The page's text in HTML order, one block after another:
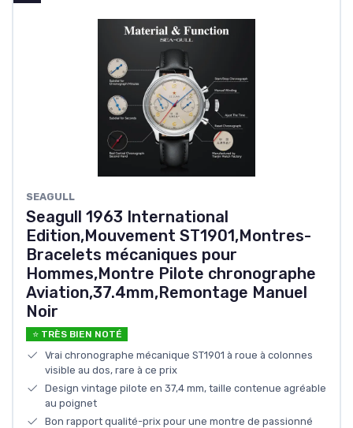
SEAGULL
Seagull 1963 International
Edition,Mouvement ST1901,Montres-
Bracelets mécaniques pour
Hommes,Montre Pilote chronographe
Aviation,37.4mm,Remontage Manuel
Noir
⭐ TRÈS BIEN NOTÉ
Vrai chronographe mécanique ST1901 à roue à colonnes
visible au dos, rare à ce prix
Design vintage pilote en 37,4 mm, taille contenue agréable
au poignet
Bon rapport qualité-prix pour une montre de passionné